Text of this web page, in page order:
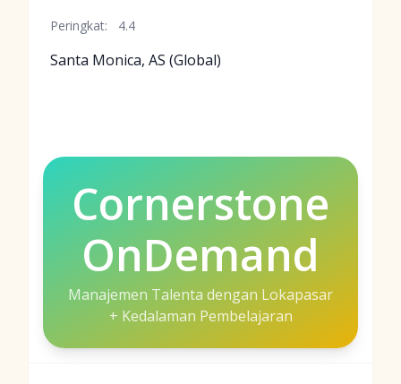
Peringkat: 4.4
Santa Monica, AS (Global)
Cornerstone
OnDemand
Manajemen Talenta dengan Lokapasar
+ Kedalaman Pembelajaran